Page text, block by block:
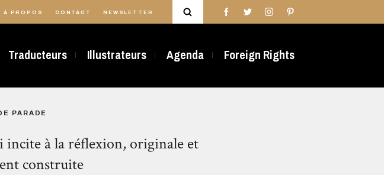
À PROPOS CONTACT NEWSLETTER
Traducteurs Illustrateurs Agenda Foreign Rights
PARADE
incite à la réflexion, originale et
construite